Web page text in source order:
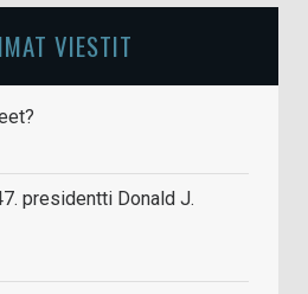
VIESTIT
presidentti Donald J.